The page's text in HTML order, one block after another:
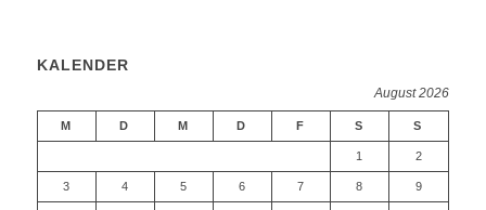
KALENDER
August 2026
M D M D F S S
1 2
3 4 5 6 7 8 9